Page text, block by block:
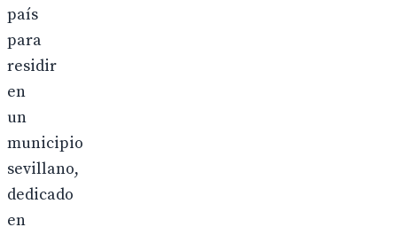
país
para
residir
en
un
municipio
sevillano,
dedicado
en